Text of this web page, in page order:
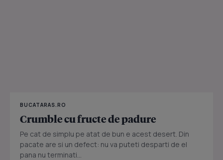
BUCATARAS.RO
Crumble cu fructe de padure
Pe cat de simplu pe atat de bun e acest desert. Din
pacate are si un defect: nu va puteti desparti de el
pana nu terminati...